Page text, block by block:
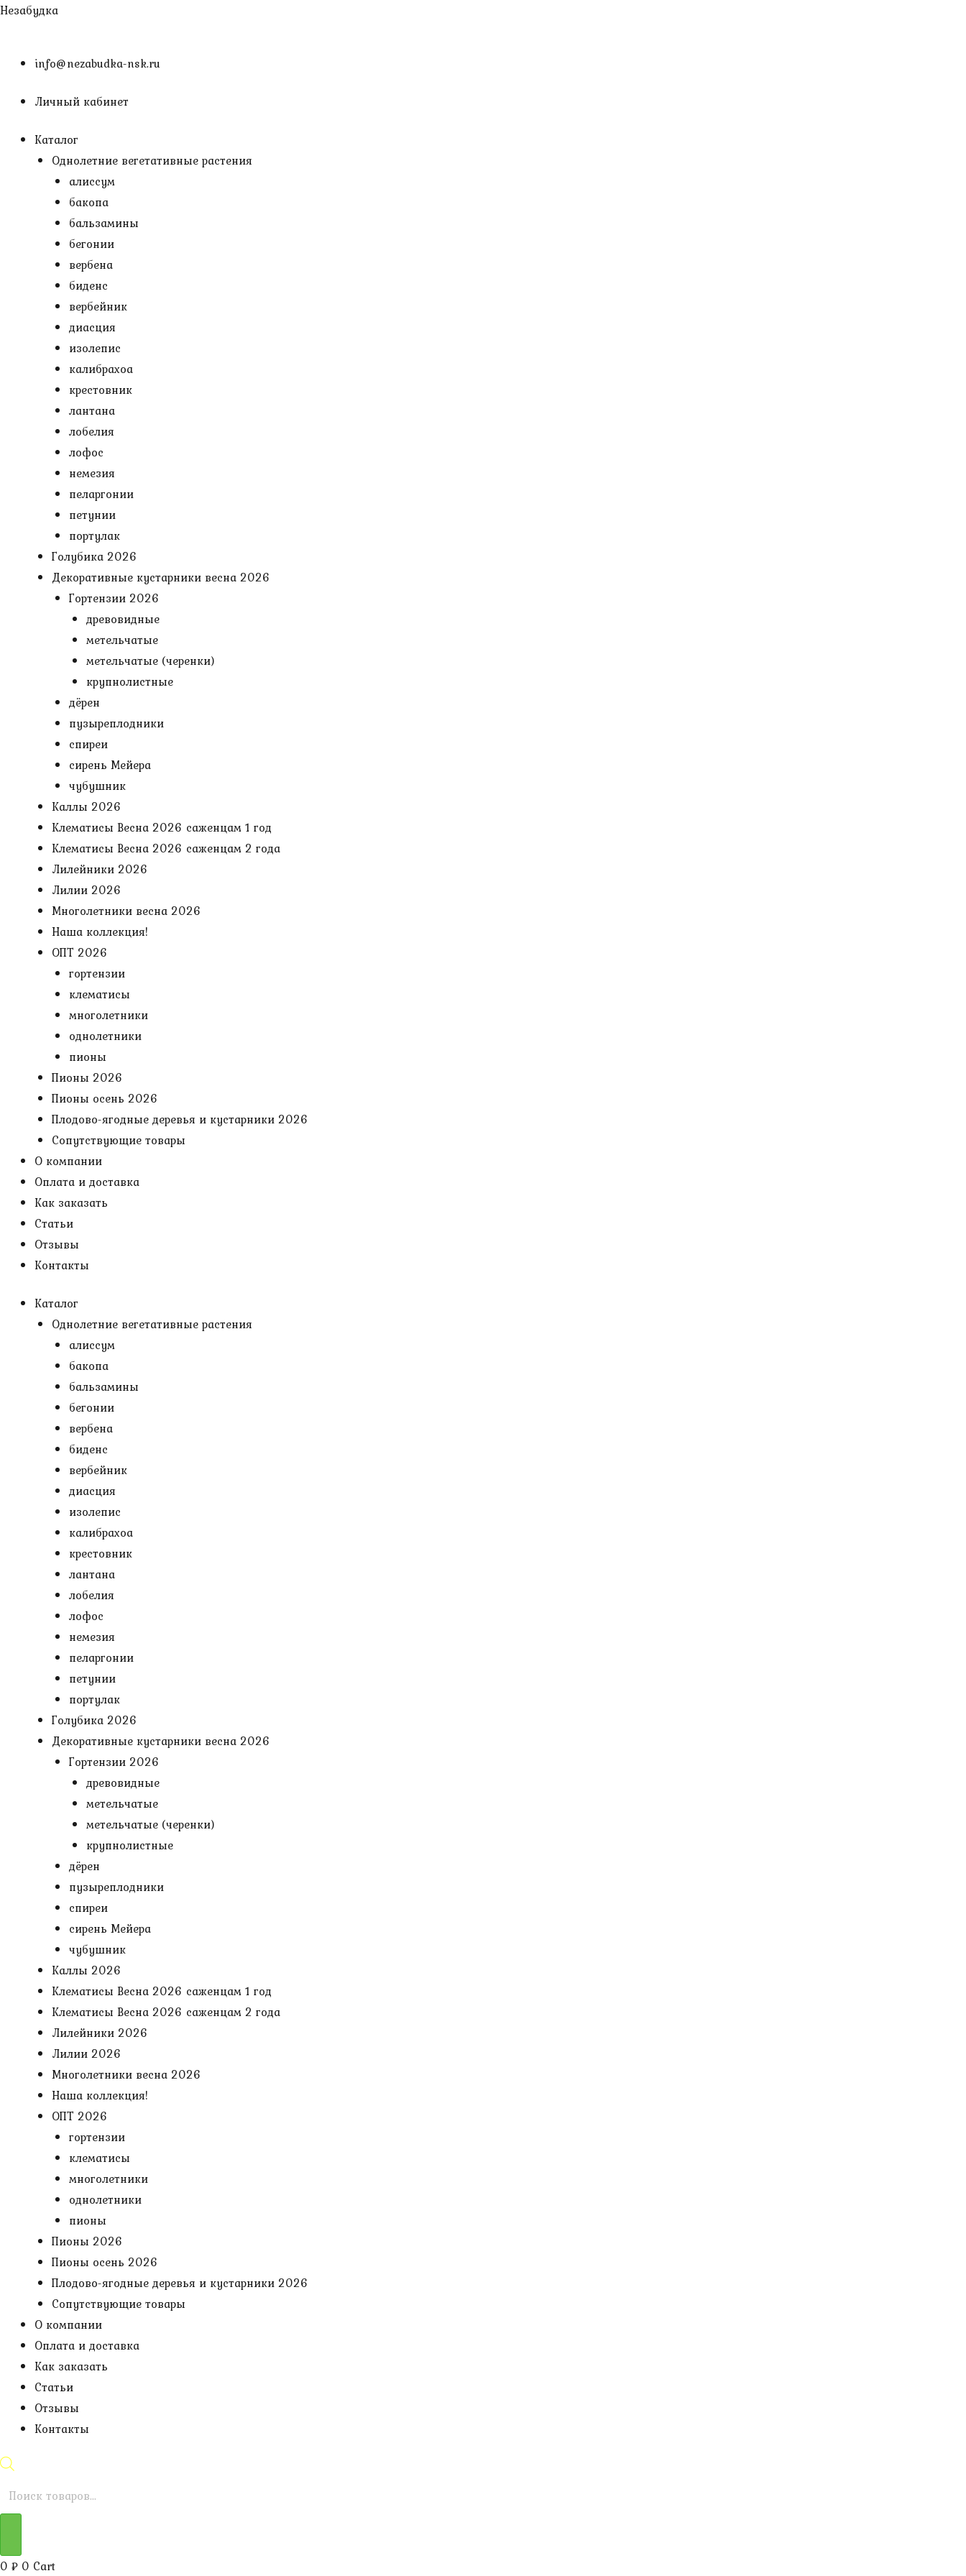
Перейти
Незабудка
info@nezabudka-nsk.ru
Личный кабинет
Каталог
Однолетние вегетативные растения
алиссум
бакопа
бальзамины
бегонии
вербена
биденс
вербейник
диасция
изолепис
калибрахоа
крестовник
лантана
лобелия
лофос
немезия
пеларгонии
петунии
портулак
Голубика 2026
Декоративные кустарники весна 2026
Гортензии 2026
древовидные
метельчатые
метельчатые (черенки)
крупнолистные
дёрен
пузыреплодники
спиреи
сирень Мейера
чубушник
Каллы 2026
Клематисы Весна 2026 саженцам 1 год
Клематисы Весна 2026 саженцам 2 года
Лилейники 2026
Лилии 2026
Многолетники весна 2026
Наша коллекция!
ОПТ 2026
гортензии
клематисы
многолетники
однолетники
пионы
Пионы 2026
Пионы осень 2026
Плодово-ягодные деревья и кустарники 2026
Сопутствующие товары
О компании
Оплата и доставка
Как заказать
Статьи
Отзывы
Контакты
Каталог
Однолетние вегетативные растения
алиссум
бакопа
бальзамины
бегонии
вербена
биденс
вербейник
диасция
изолепис
калибрахоа
крестовник
лантана
лобелия
лофос
немезия
пеларгонии
петунии
портулак
Голубика 2026
Декоративные кустарники весна 2026
Гортензии 2026
древовидные
метельчатые
метельчатые (черенки)
крупнолистные
дёрен
пузыреплодники
спиреи
сирень Мейера
чубушник
Каллы 2026
Клематисы Весна 2026 саженцам 1 год
Клематисы Весна 2026 саженцам 2 года
Лилейники 2026
Лилии 2026
Многолетники весна 2026
Наша коллекция!
ОПТ 2026
гортензии
клематисы
многолетники
однолетники
пионы
Пионы 2026
Пионы осень 2026
Плодово-ягодные деревья и кустарники 2026
Сопутствующие товары
О компании
Оплата и доставка
Как заказать
Статьи
Отзывы
Контакты
Поиск
0 ₽ 0 Cart